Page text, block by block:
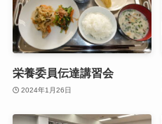
栄養委員伝達講習会
2024年1月26日